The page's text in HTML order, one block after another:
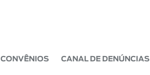
CONVÊNIOS CANAL DE DENÚNCIAS